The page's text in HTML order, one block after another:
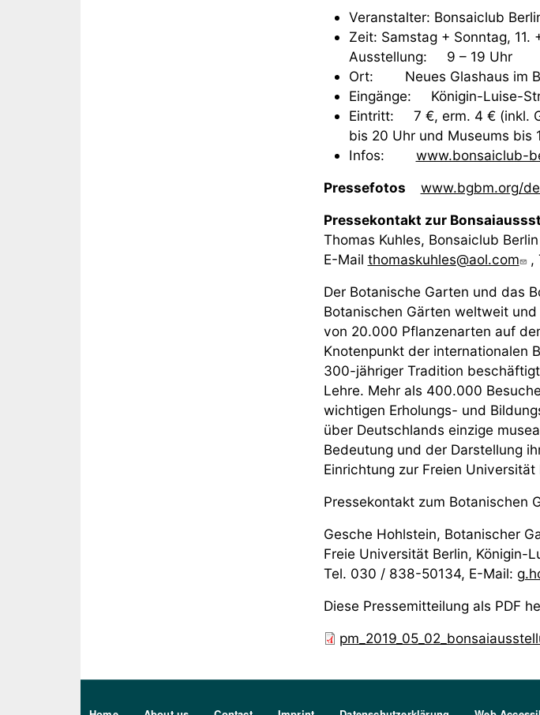
Veranstalter: Bonsaiclub
Zeit: Samstag + Sonntag, 11.
Ausstellung: 9 – 19 Uhr
Ort: Neues Glashaus im
Eingänge: Königin-Luise-
Eintritt: 7 €, erm. 4 € (inkl.
bis 20 Uhr und Museums bis
Infos: www.bonsaiclub-
Pressefotos
www.bgbm.org/
Pressekontakt zur
Thomas Kuhles, Bonsaiclub Berlin
E-Mail thomaskuhles@aol.com
,
Der Botanische Garten und das
Botanischen Gärten weltweit
von 20.000 Pflanzenarten auf
Knotenpunkt der internationalen
300-jähriger Tradition
Lehre. Mehr als 400.000
wichtigen Erholungs- und
über Deutschlands einzige
Bedeutung und der Darstellung
Einrichtung zur Freien Universität
Pressekontakt zum Botanischen
Gesche Hohlstein, Botanischer
Freie Universität Berlin, Königin-
Tel. 030 / 838-50134, E-Mail:
Diese Pressemitteilung als PDF